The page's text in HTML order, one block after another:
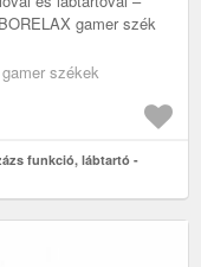
gamer szék
székek
funkció, lábtartó -